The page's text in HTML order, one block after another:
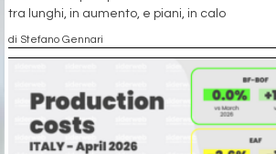
tra lunghi, in aumento, e piani, in calo
di Stefano Gennari